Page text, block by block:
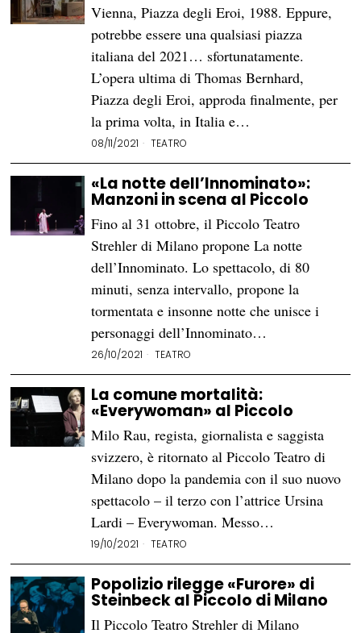
Vienna, Piazza degli Eroi, 1988. Eppure,
potrebbe essere una qualsiasi piazza
italiana del 2021… sfortunatamente.
L’opera ultima di Thomas Bernhard,
Piazza degli Eroi, approda finalmente, per
la prima volta, in Italia e…
08/11/2021 TEATRO
«La notte dell’Innominato»:
Manzoni in scena al Piccolo
Fino al 31 ottobre, il Piccolo Teatro
Strehler di Milano propone La notte
dell’Innominato. Lo spettacolo, di 80
minuti, senza intervallo, propone la
tormentata e insonne notte che unisce i
personaggi dell’Innominato…
26/10/2021 TEATRO
La comune mortalità:
«Everywoman» al Piccolo
Milo Rau, regista, giornalista e saggista
svizzero, è ritornato al Piccolo Teatro di
Milano dopo la pandemia con il suo nuovo
spettacolo – il terzo con l’attrice Ursina
Lardi – Everywoman. Messo…
19/10/2021 TEATRO
Popolizio rilegge «Furore» di
Steinbeck al Piccolo di Milano
Il Piccolo Teatro Strehler di Milano